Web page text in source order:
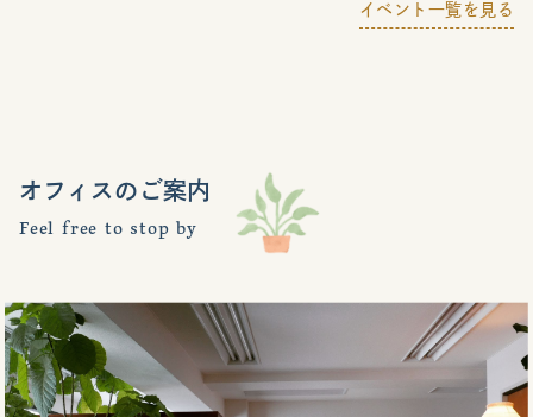
イベント一覧を見る
オフィスのご案内
Feel free to stop by